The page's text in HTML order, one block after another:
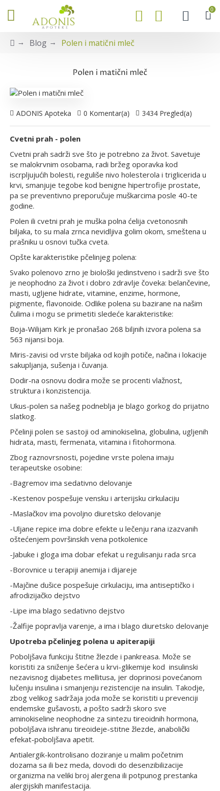
0
Blog Polen i matični mleč
Polen i matični mleč
ADONIS Apoteka 0 Komentar(a) 3434 Pregled(a)
Cvetni prah - polen
Cvetni prah sadrži sve što je potrebno za život. Savetuje
se malokrvnim osobama, radi bržeg oporavka kod
iscrpljujućih bolesti, reguliše nivo holesterola i triglicerida u
krvi, smanjuje tegobe kod benigne hipertrofije prostate,
pa se preventivno preporučuje muškarcima posle 40-te
godine.
Polen ili cvetni prah je muška polna ćelija cvetonosnih
biljaka, to su mala zrnca nevidljiva golim okom, smeštena u
prašniku u osnovi tučka cveta.
Opšte karakteristike pčelinjeg polena:
Svako polenovo zrno je biološki jedinstveno i sadrži sve što
je neophodno za život i dobro zdravlje čoveka: belančevine,
masti, ugljene hidrate, vitamine, enzime, hormone,
pigmente, flavonoide. Odlike polena su bazirane na našim
čulima i mogu se primetiti sledeće karakteristike:
Boja-Wilijam Kirk je pronašao 268 biljnih izvora polena sa
563 nijansi boja.
Miris-zavisi od vrste biljaka od kojih potiče, načina i lokacije
sakupljanja, sušenja i čuvanja.
Dodir-na osnovu dodira može se procenti vlažnost,
struktura i konzistencija.
Ukus-polen sa našeg podneblja je blago gorkog do prijatno
slatkog.
Pčelinji polen se sastoji od aminokiselina, globulina, ugljenih
hidrata, masti, fermenata, vitamina i fitohormona.
Zbog raznovrsnosti, pojedine vrste polena imaju
terapeutske osobine:
-Bagremov ima sedativno delovanje
-Kestenov pospešuje vensku i arterijsku cirkulaciju
-Maslačkov ima povoljno diuretsko delovanje
-Uljane repice ima dobre efekte u lečenju rana izazvanih
oštećenjem površinskih vena potkolenice
-Jabuke i gloga ima dobar efekat u regulisanju rada srca
-Borovnice u terapiji anemija i dijareje
-Majčine dušice pospešuje cirkulaciju, ima antiseptičko i
afrodizijačko dejstvo
-Lipe ima blago sedativno dejstvo
-Žalfije popravlja varenje, a ima i blago diuretsko delovanje
Upotreba pčelinjeg polena u apiterapiji
Poboljšava funkciju štitne žlezde i pankreasa. Može se
koristiti za sniženje šećera u krvi-glikemije kod insulinski
nezavisnog dijabetes mellitusa, jer doprinosi povećanom
lučenju insulina i smanjenju rezistencije na insulin. Takodje,
zbog velikog sadržaja joda može se koristiti u prevenciji
endemske gušavosti, a pošto sadrži skoro sve
aminokiseline neophodne za sintezu tireoidnih hormona,
poboljšava ishranu tireoideje-stitne žlezde, anabolički
efekat-poboljšava apetit.
Antialergik-kontrolisano doziranje u malim početnim
dozama sa ili bez meda, dovodi do desenzibilizacije
organizma na veliki broj alergena ili potpunog prestanka
alergijskih manifestacija.